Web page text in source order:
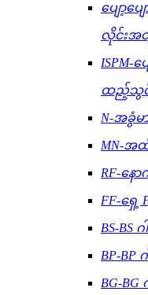
ပျော့ပ
လိုင်းအ
ISPM-
ထည့်သွင်
N-အခွံမ
MN-အ
RF-နေ
FF-ရှေ့
BS-BS
BP-BP
BG-